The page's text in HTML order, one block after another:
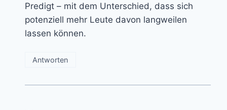
Predigt – mit dem Unterschied, dass sich
potenziell mehr Leute davon langweilen
lassen können.
Antworten